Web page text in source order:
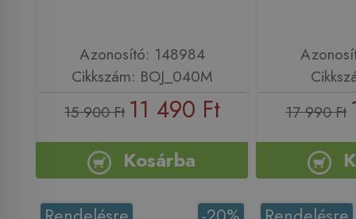
Azonosító: 148984
Cikkszám: BOJ_040M
15 900 Ft 11 490 Ft
Kosárba
17 990 Ft